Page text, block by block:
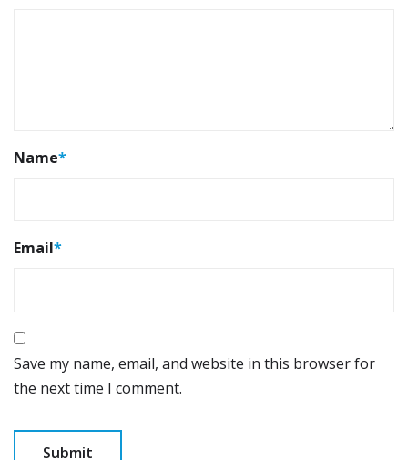
Name*
Email*
Save my name, email, and website in this browser for
the next time I comment.